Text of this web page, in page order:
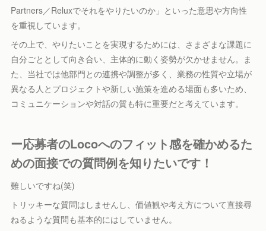
Partners／Reluxでそれをやりたいのか」といった意思や方向性
を重視しています。
その上で、やりたいことを実現するためには、さまざまな課題に
自分ごととして向き合い、主体的に動く姿勢が欠かせません。ま
た、当社では他部門との連携や調整が多く、業務の性質や立場が
異なる人とプロジェクトや新しい施策を進める場面も多いため、
コミュニケーションや対話の質も特に重要だと考えています。
ー応募者のLocoへのフィット感を確かめるた
めの面接での質問例を知りたいです！
難しいですね(笑)
トリッキーな質問はしませんし、価値観や考え方について直接尋
ねるような質問も基本的にはしていません。